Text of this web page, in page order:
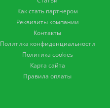
Как стать партнером
Реквизиты компании
Контакты
Политика конфиденциальности
Политика cookies
Карта сайта
Правила оплаты